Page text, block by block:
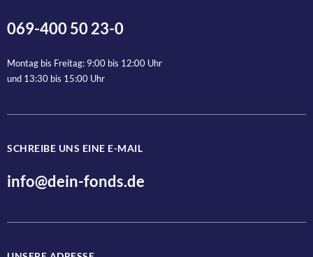
Anrede
Ja, ich bin jederzeit widerruflich damit einverstanden, dass
Jetzt anmelden
069-400 50 23-0
Montag bis Freitag: 9:00 bis 12:00 Uhr
und 13:30 bis 15:00 Uhr
SCHREIBE UNS EINE E-MAIL
info@dein-fonds.de